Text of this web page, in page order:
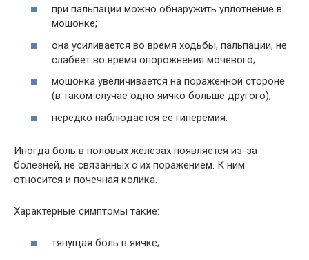
при пальпации можно обнаружить уплотнение в
мошонке;
она усиливается во время ходьбы, пальпации, не
слабеет во время опорожнения мочевого;
мошонка увеличивается на пораженной стороне
(в таком случае одно яичко больше другого);
нередко наблюдается ее гиперемия.
Иногда боль в половых железах появляется из-за
болезней, не связанных с их поражением. К ним
относится и почечная колика.
Характерные симптомы такие:
тянущая боль в яичке;